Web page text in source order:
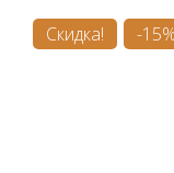
Скидка! -15%